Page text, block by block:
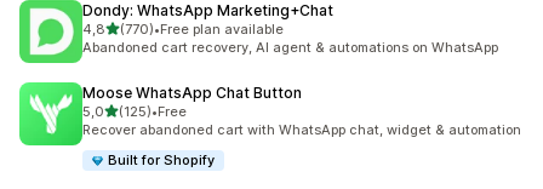
Dondy: WhatsApp Marketing+Chat
4,85 yıldız üzerinden
(770)
toplam 770 değerlendirme
•Free plan available
Abandoned cart recovery, AI agent & automations on WhatsApp
Moose WhatsApp Chat Button
5,05 yıldız üzerinden
(125)
toplam 125 değerlendirme
•Free
Recover abandoned cart with WhatsApp chat, widget & automation
Built for Shopify